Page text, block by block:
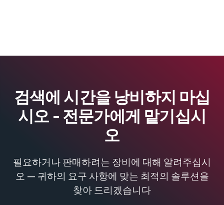
검색에 시간을 낭비하지 마십
시오 - 전문가에게 맡기십시
오
필요하거나 판매하려는 장비에 대해 알려주십시
오 — 귀하의 요구 사항에 맞는 최적의 솔루션을
찾아 드리겠습니다